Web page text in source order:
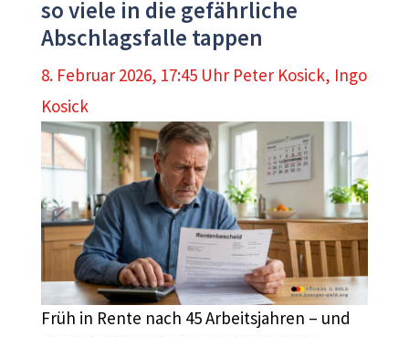
so viele in die gefährliche
Abschlagsfalle tappen
8. Februar 2026, 17:45 Uhr Peter Kosick, Ingo
Kosick
Früh in Rente nach 45 Arbeitsjahren – und